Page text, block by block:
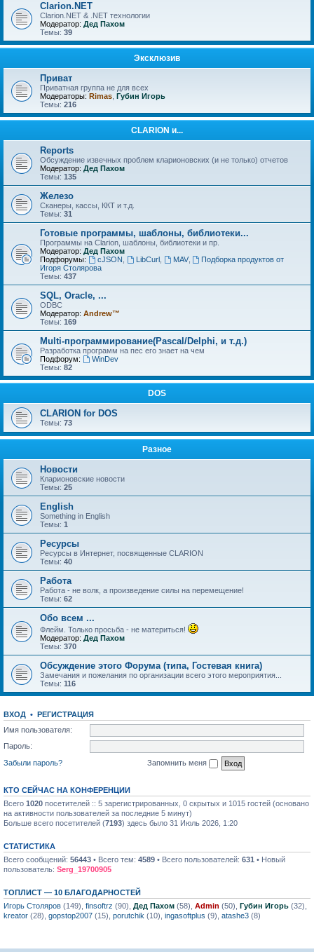
Clarion.NET
Clarion.NET & .NET технологии
Модератор: Дед Пахом
Темы: 39
Эксклюзив
Приват
Приватная группа не для всех
Модераторы: Rimas
Губин Игорь
Темы: 216
CLARION и...
Reports
Обсуждение извечных проблем кларионовских (и не только) отчетов
Модератор: Дед Пахом
Темы: 135
Железо
Сканеры, кассы, ККТ и т.д.
Темы: 31
Готовые программы, шаблоны, библиотеки...
Программы на Clarion, шаблоны, библиотеки и пр.
Модератор: Дед Пахом
Подфорумы:
cJSON LibCurl MAV,
Подборка продуктов от
Игоря Столярова
Темы: 437
SQL, Oracle, ...
ODBC
Модератор: Andrew™
Темы: 169
Multi-программирование(Pascal/Delphi, и т.д.)
Разработка программ на пес его знает на чем
Подфорум:
WinDev
Темы: 82
DOS
CLARION for DOS
Темы: 73
Разное
Новости
Кларионовские новости
Темы: 25
English
Something in English
Темы: 1
Ресурсы
Ресурсы в Интернет, посвященные CLARION
Темы: 40
Работа
Работа - не волк, а произведение силы на перемещение!
Темы: 62
Обо всем ...
Флейм. Только просьба - не материться!
Модератор: Дед Пахом
Темы: 370
Обсуждение этого Форума (типа, Гостевая книга)
Замечания и пожелания по организации всего этого мероприятия...
Темы: 116
ВХОД •
РЕГИСТРАЦИЯ
Имя пользователя:
Пароль:
Забыли пароль?
Запомнить меня
КТО СЕЙЧАС НА КОНФЕРЕНЦИИ
Всего 1020 посетителей :: 5 зарегистрированных, 0 скрытых и 1015 гостей (основано
на активности пользователей за последние 5 минут)
Больше всего посетителей (7193) здесь было 31 Июль 2026, 1:20
СТАТИСТИКА
Всего сообщений: 56443 • Всего тем: 4589 • Всего пользователей: 631 • Новый
пользователь: Serg_19700905
ТОПЛИСТ — 10 БЛАГОДАРНОСТЕЙ
Игорь Столяров (149), finsoftrz (90), Дед Пахом (58), Admin (50), Губин Игорь (32),
kreator (28), gopstop2007 (15), porutchik (10), ingasoftplus (9), atashe3 (8)